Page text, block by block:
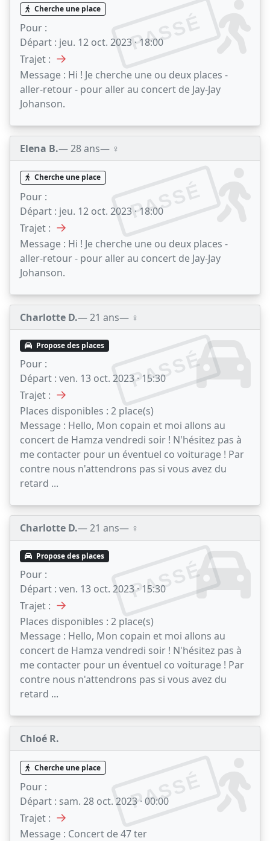
PASSÉ
Cherche une place
Pour :
Départ : jeu. 12 oct. 2023 · 18:00
Trajet : →
Message : Hi ! Je cherche une ou deux places -
aller-retour - pour aller au concert de Jay-Jay
Johanson.
Elena B.— 28 ans— ♀️
PASSÉ
Cherche une place
Pour :
Départ : jeu. 12 oct. 2023 · 18:00
Trajet : →
Message : Hi ! Je cherche une ou deux places -
aller-retour - pour aller au concert de Jay-Jay
Johanson.
Charlotte D.— 21 ans— ♀️
PASSÉ
Propose des places
Pour :
Départ : ven. 13 oct. 2023 · 15:30
Trajet : →
Places disponibles : 2 place(s)
Message : Hello, Mon copain et moi allons au
concert de Hamza vendredi soir ! N'hésitez pas à
me contacter pour un éventuel co voiturage ! Par
contre nous n'attendrons pas si vous avez du
retard ...
Charlotte D.— 21 ans— ♀️
PASSÉ
Propose des places
Pour :
Départ : ven. 13 oct. 2023 · 15:30
Trajet : →
Places disponibles : 2 place(s)
Message : Hello, Mon copain et moi allons au
concert de Hamza vendredi soir ! N'hésitez pas à
me contacter pour un éventuel co voiturage ! Par
contre nous n'attendrons pas si vous avez du
retard ...
Chloé R.
PASSÉ
Cherche une place
Pour :
Départ : sam. 28 oct. 2023 · 00:00
Trajet : →
Message : Concert de 47 ter